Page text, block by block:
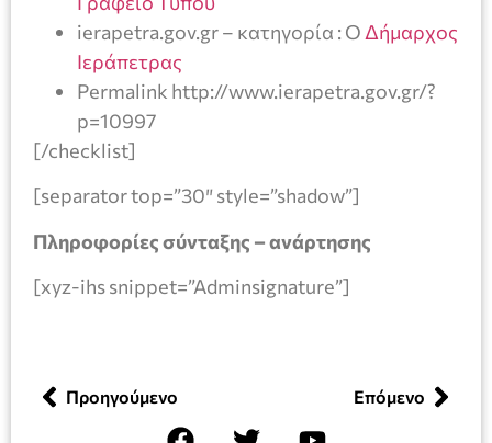
ierapetra.gov.gr – κατηγορία : Ο Δήμαρχος
Ιεράπετρας
Permalink http://www.ierapetra.gov.gr/?
p=10997
[/checklist]
[separator top=”30″ style=”shadow”]
Πληροφορίες σύνταξης – ανάρτησης
[xyz-ihs snippet=”Adminsignature”]
Προηγούμενο Επόμενο